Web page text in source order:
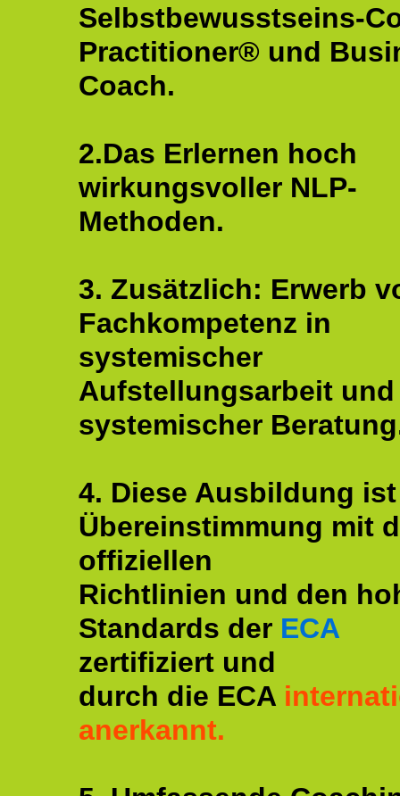
Selbstbewusstseins-
Practitioner® und
Coach.
2.Das Erlernen hoch
wirkungsvoller NLP-
Methoden.
3. Zusätzlich: Erwerb
Fachkompetenz in
systemischer
Aufstellungsarbeit und
systemischer
4. Diese Ausbildung
Übereinstimmung mit
offiziellen
Richtlinien und den
Standards der ECA
zertifiziert und
durch die ECA
anerkannt.